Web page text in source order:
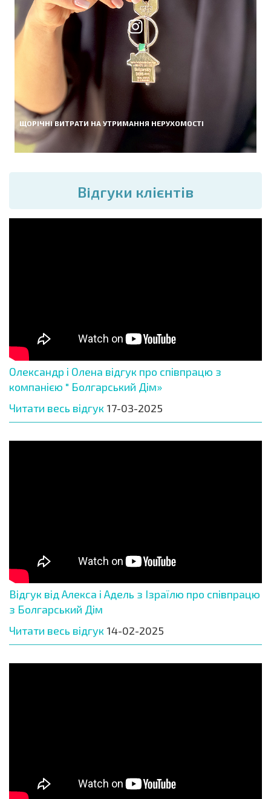
ЩОРІЧНІ ВИТРАТИ НА УТРИМАННЯ НЕРУХОМОСТІ
Вiдгуки клієнтів
Олександр і Олена відгук про співпрацю з
компанією " Болгарський Дім»
Читати весь відгук 17-03-2025
Відгук від Алекса і Адель з Ізраїлю про співпрацю
з Болгарський Дім
Читати весь відгук 14-02-2025